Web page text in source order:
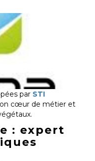
par STI
cœur de métier et
: expert